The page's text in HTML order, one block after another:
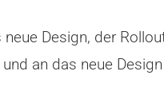
Design, der
an das neue